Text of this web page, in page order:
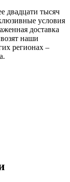
двадцати тысяч
условия
доставка
наши
регионах –